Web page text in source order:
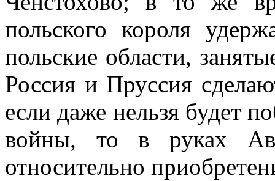
польского короля
польские области,
Россия и Пруссия
если даже нельзя будет
войны, то в руках
относительно